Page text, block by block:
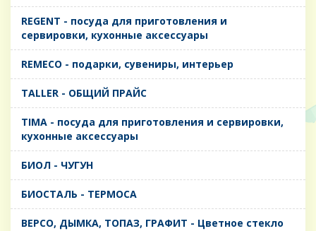
REGENT - посуда для приготовления и
сервировки, кухонные аксессуары
REMECO - подарки, сувениры, интерьер
TALLER - ОБЩИЙ ПРАЙС
TIMA - посуда для приготовления и сервировки,
кухонные аксессуары
БИОЛ - ЧУГУН
БИОСТАЛЬ - ТЕРМОСА
ВЕРСО, ДЫМКА, ТОПАЗ, ГРАФИТ - Цветное стекло